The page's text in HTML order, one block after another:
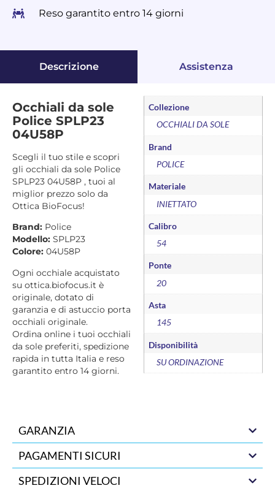
Reso garantito entro 14 giorni
Descrizione Assistenza
Occhiali da sole
Police SPLP23
04U58P
Scegli il tuo stile e scopri
gli occhiali da sole Police
SPLP23 04U58P , tuoi al
miglior prezzo solo da
Ottica BioFocus!
Brand: Police
Modello: SPLP23
Colore: 04U58P
Ogni occhiale acquistato
su ottica.biofocus.it è
originale, dotato di
garanzia e di astuccio porta
occhiali originale.
Ordina online i tuoi occhiali
da sole preferiti, spedizione
rapida in tutta Italia e reso
garantito entro 14 giorni.
Collezione
OCCHIALI DA SOLE
Brand
POLICE
Materiale
INIETTATO
Calibro
54
Ponte
20
Asta
145
Disponibilità
SU ORDINAZIONE
GARANZIA
PAGAMENTI SICURI
SPEDIZIONI VELOCI